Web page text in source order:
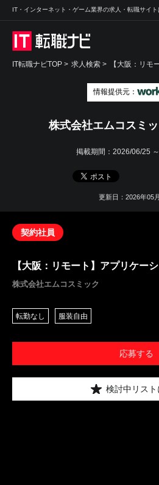
IT・インターネット・ゲーム業界の求人・転職サイト
IT転職ナビTOP > 求人検索 > 【大阪：リ
情報提供元：
株式会社エムコスミ
掲載期間： 2026/06/25
更新日：2026年05
契約社員
【大阪：リモート】アプリケー
株式会社エムコスミック
転勤なし 服装自由
応募する
検討中リスト